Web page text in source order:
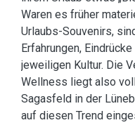
Waren es früher
Urlaubs-Souvenirs,
Erfahrungen,
jeweiligen Kultur. Die
Wellness liegt also
Sagasfeld in der
auf diesen Trend